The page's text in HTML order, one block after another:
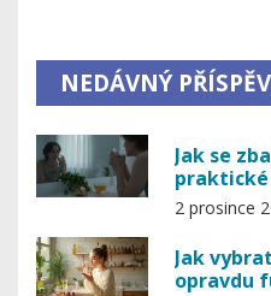
NEDÁVNÝ
Jak se
fungují
2 prosince
Jak
opravdu